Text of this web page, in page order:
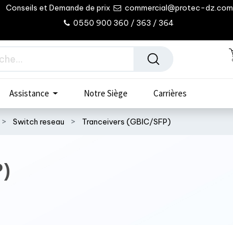
Conseils et Demande de prix
commercial@protec-dz.com
0550 900 360 / 363 / 364
Assistance Notre Siège Carrières
Switch reseau Tranceivers (GBIC/SFP)